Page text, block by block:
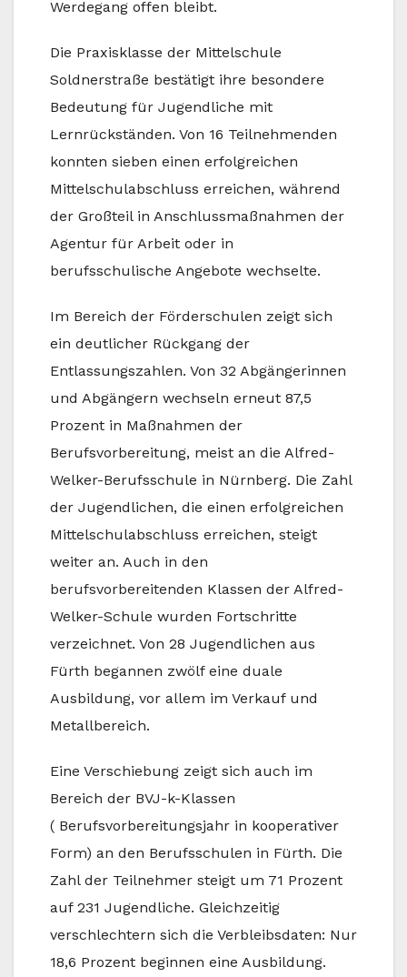
Werdegang offen bleibt.
Die Praxisklasse der Mittelschule
Soldnerstraße bestätigt ihre besondere
Bedeutung für Jugendliche mit
Lernrückständen. Von 16 Teilnehmenden
konnten sieben einen erfolgreichen
Mittelschulabschluss erreichen, während
der Großteil in Anschlussmaßnahmen der
Agentur für Arbeit oder in
berufsschulische Angebote wechselte.
Im Bereich der Förderschulen zeigt sich
ein deutlicher Rückgang der
Entlassungszahlen. Von 32 Abgängerinnen
und Abgängern wechseln erneut 87,5
Prozent in Maßnahmen der
Berufsvorbereitung, meist an die Alfred-
Welker-Berufsschule in Nürnberg. Die Zahl
der Jugendlichen, die einen erfolgreichen
Mittelschulabschluss erreichen, steigt
weiter an. Auch in den
berufsvorbereitenden Klassen der Alfred-
Welker-Schule wurden Fortschritte
verzeichnet. Von 28 Jugendlichen aus
Fürth begannen zwölf eine duale
Ausbildung, vor allem im Verkauf und
Metallbereich.
Eine Verschiebung zeigt sich auch im
Bereich der BVJ-k-Klassen
( Berufsvorbereitungsjahr in kooperativer
Form) an den Berufsschulen in Fürth. Die
Zahl der Teilnehmer steigt um 71 Prozent
auf 231 Jugendliche. Gleichzeitig
verschlechtern sich die Verbleibsdaten: Nur
18,6 Prozent beginnen eine Ausbildung.